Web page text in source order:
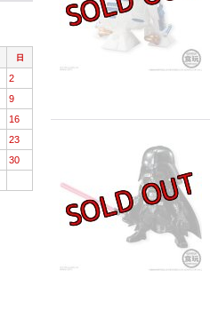
日
2
9
16
23
30